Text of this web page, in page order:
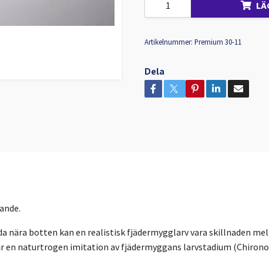
Artikelnummer: Premium 30-11
Dela
nära botten kan en realistisk fjädermygglarv vara skillnaden
en naturtrogen imitation av fjädermyggans larvstadium